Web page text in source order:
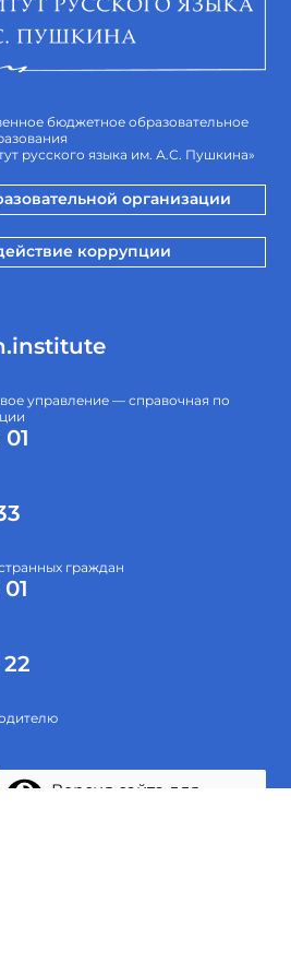
бюджетное образовательное
русского языка им. А.С. Пушкина»
организации
коррупции
управление — справочная по
граждан
Версия сайта для